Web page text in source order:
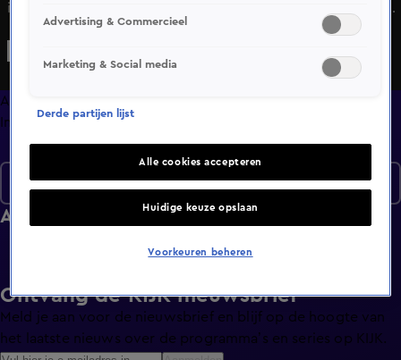
in een compacte rijtjeswoning uit de jaren 50 in het hart
van Amersfoort. Ondanks vele pogingen waaronder een
nieuwe vloer en nieuwe inboedel, blijft het mede door de
grijze lambrisering een sfeerloos en kleurloos geheel. Er is
vanuit beide behoefte aan meer persoonlijkheid in het
Afleveringen
Info
Afleveringen
Seizoen 21
Ontvang de KIJK-nieuwsbrief
Meld je aan voor de nieuwsbrief en blijf op de hoogte van
het laatste nieuws over de programma’s en series op KIJK.
Advertising & Commercieel
Marketing & Social media
Derde partijen lijst
Alle cookies accepteren
Huidige keuze opslaan
Voorkeuren beheren